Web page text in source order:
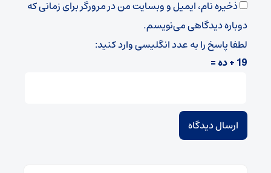
ذخیره نام، ایمیل و وبسایت من در مرورگر برای زمانی که
دوباره دیدگاهی می‌نویسم.
لطفا پاسخ را به عدد انگلیسی وارد کنید:
19 + ده =